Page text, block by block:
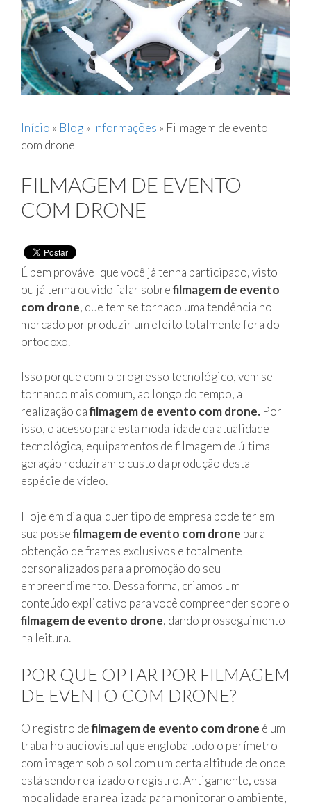
Início » Blog» Informações » Filmagem de evento
com drone
FILMAGEM DE EVENTO
COM DRONE
É bem provável que você já tenha participado, visto
ou já tenha ouvido falar sobrefilmagem de evento
com drone, que tem se tornado uma tendência no
mercado por produzir um efeito totalmente fora do
ortodoxo.
Isso porque com o progresso tecnológico, vem se
tornando mais comum, ao longo do tempo, a
realização dafilmagem de evento com drone. Por
isso, o acesso para esta modalidade da atualidade
tecnológica, equipamentos de filmagem de última
geração reduziram o custo da produção desta
espécie de vídeo.
Hoje em dia qualquer tipo de empresa pode ter em
sua possefilmagem de evento com drone para
obtenção de frames exclusivos e totalmente
personalizados para a promoção do seu
empreendimento. Dessa forma, criamos um
conteúdo explicativo para você compreender sobre o
filmagem de evento drone, dando prosseguimento
na leitura.
POR QUE OPTAR POR FILMAGEM
DE EVENTO COM DRONE?
O registro defilmagem de evento com drone é um
trabalho audiovisual que engloba todo o perímetro
com imagem sob o sol com um certa altitude de onde
está sendo realizado o registro. Antigamente, essa
modalidade era realizada para monitorar o ambiente,